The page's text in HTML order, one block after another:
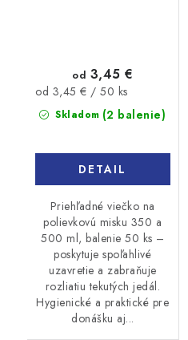
Skladom (2 balenie)
od 3,45 €
Jednotková
cena:
od 3,45 € / 50 ks
DETAIL
Priehľadné viečko na
polievkovú misku 350 a
500 ml, balenie 50 ks –
poskytuje spoľahlivé
uzavretie a zabraňuje
rozliatiu tekutých jedál.
Hygienické a praktické pre
donášku aj...